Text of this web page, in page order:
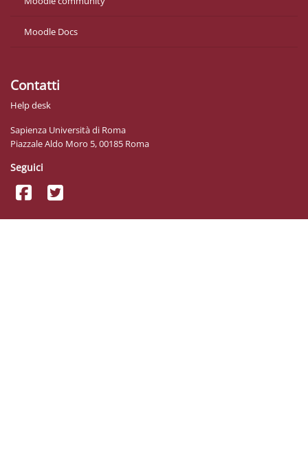
Moodle Docs
Contatti
Help desk
Sapienza Università di Roma
Piazzale Aldo Moro 5, 00185 Roma
Seguici